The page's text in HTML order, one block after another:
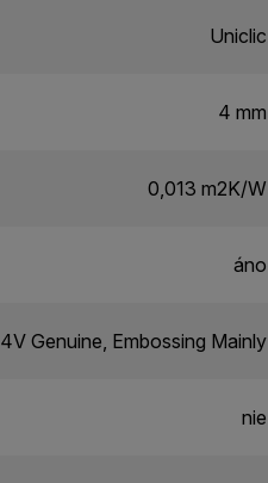
Uniclic
4 mm
0,013 m2K/W
áno
4V Genuine, Embossing Mainly
nie